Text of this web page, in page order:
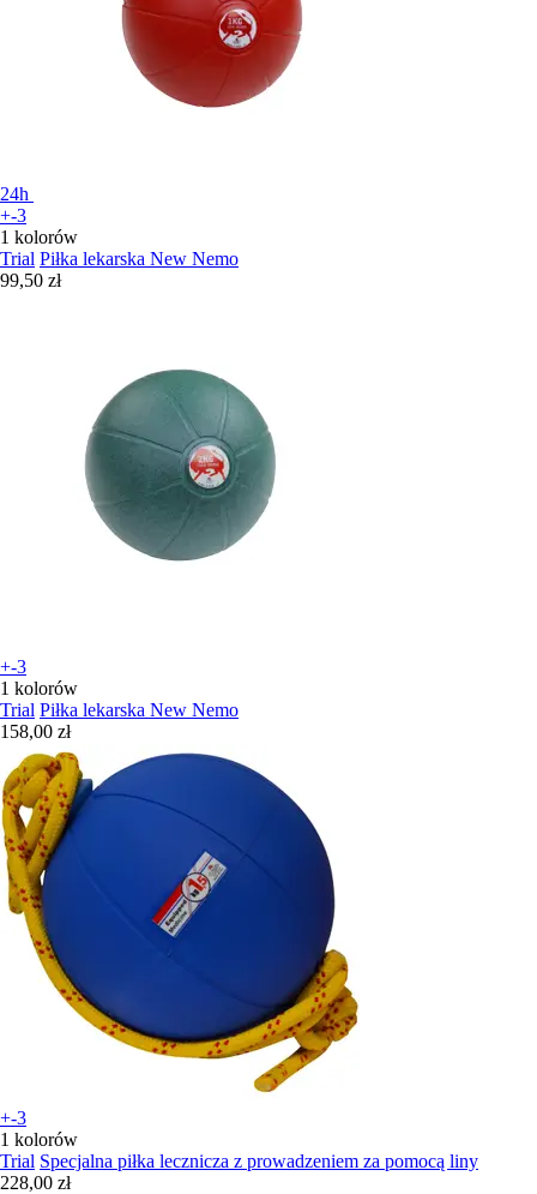
24h
+-3
1 kolorów
Trial Piłka lekarska New Nemo
99,50 zł
+-3
1 kolorów
Trial Piłka lekarska New Nemo
158,00 zł
+-3
1 kolorów
Trial Specjalna piłka lecznicza z prowadzeniem za pomocą liny
228,00 zł